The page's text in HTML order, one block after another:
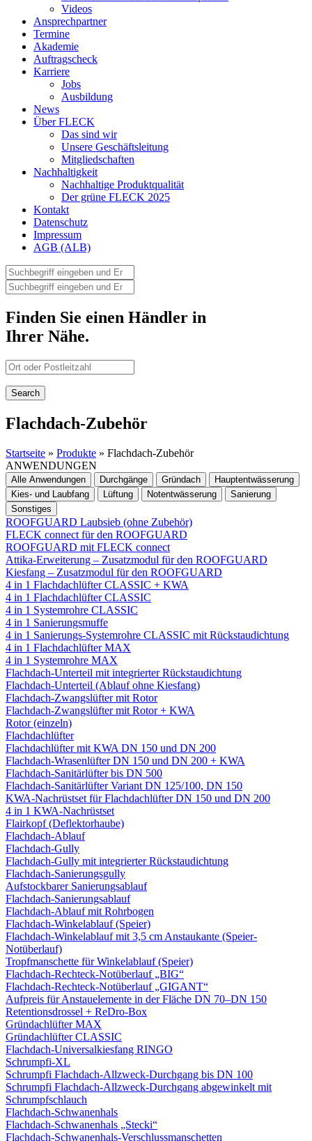
Videos
Ansprechpartner
Termine
Akademie
Auftragscheck
Karriere
Jobs
Ausbildung
News
Über FLECK
Das sind wir
Unsere Geschäftsleitung
Mitgliedschaften
Nachhaltigkeit
Nachhaltige Produktqualität
Der grüne FLECK 2025
Kontakt
Datenschutz
Impressum
AGB (ALB)
Finden Sie einen Händler in
Ihrer Nähe.
Flachdach-Zubehör
Startseite » Produkte » Flachdach-Zubehör
ANWENDUNGEN
Alle Anwendungen Durchgänge Gründach
Hauptentwässerung
Kies- und Laubfang
Lüftung Notentwässerung
Sanierung
Sonstiges
ROOFGUARD Laubsieb (ohne Zubehör)
FLECK connect für den ROOFGUARD
ROOFGUARD mit FLECK connect
Attika-Erweiterung – Zusatzmodul für den ROOFGUARD
Kiesfang – Zusatzmodul für den ROOFGUARD
4 in 1 Flachdachlüfter CLASSIC + KWA
4 in 1 Flachdachlüfter CLASSIC
4 in 1 Systemrohre CLASSIC
4 in 1 Sanierungsmuffe
4 in 1 Sanierungs-Systemrohre CLASSIC mit Rückstaudichtung
4 in 1 Flachdachlüfter MAX
4 in 1 Systemrohre MAX
Flachdach-Unterteil mit integrierter Rückstaudichtung
Flachdach-Unterteil (Ablauf ohne Kiesfang)
Flachdach-Zwangslüfter mit Rotor
Flachdach-Zwangslüfter mit Rotor + KWA
Rotor (einzeln)
Flachdachlüfter
Flachdachlüfter mit KWA DN 150 und DN 200
Flachdach-Wrasenlüfter DN 150 und DN 200 + KWA
Flachdach-Sanitärlüfter bis DN 500
Flachdach-Sanitärlüfter Variant DN 125/100, DN 150
KWA-Nachrüstset für Flachdachlüfter DN 150 und DN 200
4 in 1 KWA-Nachrüstset
Flairkopf (Deflektorhaube)
Flachdach-Ablauf
Flachdach-Gully
Flachdach-Gully mit integrierter Rückstaudichtung
Flachdach-Sanierungsgully
Aufstockbarer Sanierungsablauf
Flachdach-Sanierungsablauf
Flachdach-Ablauf mit Rohrbogen
Flachdach-Winkelablauf (Speier)
Flachdach-Winkelablauf mit 3,5 cm Anstaukante (Speier-
Notüberlauf)
Tropfmanschette für Winkelablauf (Speier)
Flachdach-Rechteck-Notüberlauf „BIG“
Flachdach-Rechteck-Notüberlauf „GIGANT“
Aufpreis für Anstauelemente in der Fläche DN 70–DN 150
Retentionsdrossel + ReDro-Box
Gründachlüfter MAX
Gründachlüfter CLASSIC
Flachdach-Universalkiesfang RINGO
Schrumpfi-XL
Schrumpfi Flachdach-Allzweck-Durchgang bis DN 100
Schrumpfi Flachdach-Allzweck-Durchgang abgewinkelt mit
Schrumpfschlauch
Flachdach-Schwanenhals
Flachdach-Schwanenhals „Stecki“
Flachdach-Schwanenhals-Verschlussmanschetten